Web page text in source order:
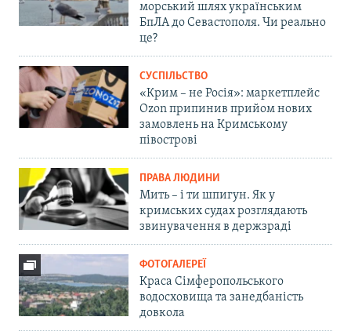
морський шлях українським
БпЛА до Севастополя. Чи реально
це?
СУСПІЛЬСТВО
«Крим – не Росія»: маркетплейс
Ozon припинив прийом нових
замовлень на Кримському
півострові
ПРАВА ЛЮДИНИ
Мить – і ти шпигун. Як у
кримських судах розглядають
звинувачення в держзраді
ФОТОГАЛЕРЕЇ
Краса Сімферопольського
водосховища та занедбаність
довкола